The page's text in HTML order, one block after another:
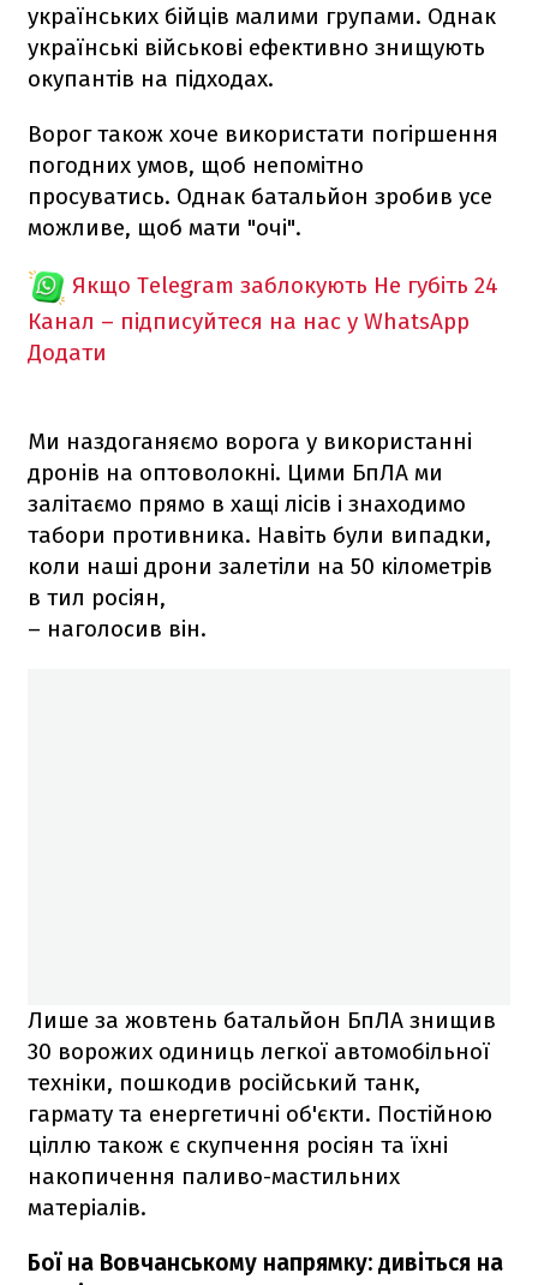
українських бійців малими групами. Однак
українські військові ефективно знищують
окупантів на підходах.
Ворог також хоче використати погіршення
погодних умов, щоб непомітно
просуватись. Однак батальйон зробив усе
можливе, щоб мати "очі".
Якщо Telegram заблокують Не губіть 24
Канал – підписуйтеся на нас у WhatsApp
Додати
Ми наздоганяємо ворога у використанні
дронів на оптоволокні. Цими БпЛА ми
залітаємо прямо в хащі лісів і знаходимо
табори противника. Навіть були випадки,
коли наші дрони залетіли на 50 кілометрів
в тил росіян,
– наголосив він.
Лише за жовтень батальйон БпЛА знищив
30 ворожих одиниць легкої автомобільної
техніки, пошкодив російський танк,
гармату та енергетичні об'єкти. Постійною
ціллю також є скупчення росіян та їхні
накопичення паливо-мастильних
матеріалів.
Бої на Вовчанському напрямку: дивіться на